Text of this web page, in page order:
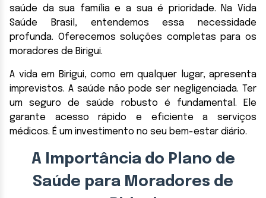
saúde da sua família e a sua é prioridade. Na Vida
Saúde Brasil, entendemos essa necessidade
profunda. Oferecemos soluções completas para os
moradores de Birigui.
A vida em Birigui, como em qualquer lugar, apresenta
imprevistos. A saúde não pode ser negligenciada. Ter
um seguro de saúde robusto é fundamental. Ele
garante acesso rápido e eficiente a serviços
médicos. É um investimento no seu bem-estar diário.
A Importância do Plano de
Saúde para Moradores de